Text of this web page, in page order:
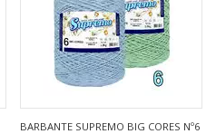
BARBANTE SUPREMO BIG CORES Nº6